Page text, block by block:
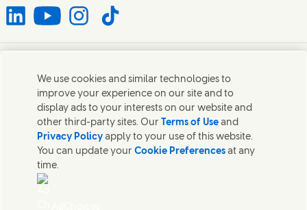
with us on LinkedIn
Connect with us on YouTube
Connect with us on Instagram
Connect with us on TikTok
Contact
Neem contact op met Unilever en onze teams.
Contact ons
Wat zit er in onze producten?
We use cookies and similar technologies to
improve your experience on our site and to
display ads to your interests on our website and
other third-party sites. Our Terms of Use and
Privacy Policy apply to your use of this website.
You can update yourCookie Preferences at any
time.